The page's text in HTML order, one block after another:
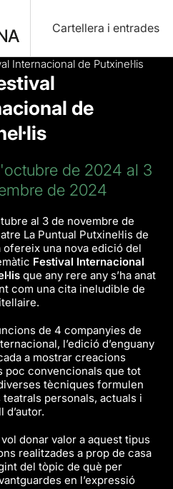
Cartellera i entrades
Internacional de Putxinel·lis
de
de 2024 al 3
de 2024
al 3 de novembre de
La Puntual Putxinel·lis de
ofereix una nova edició del
Festival Internacional
que any rere any s’ha anat
com una cita ineludible de
de 4 companyies de
l’edició d’enguany
a mostrar creacions
poc convencionals que tot
tècniques formulen
personals, actuals i
d’autor.
donar valor a aquest tipus
realitzades a prop de casa
del tòpic de què per
en l’expressió